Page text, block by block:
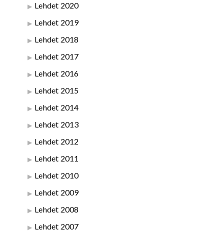
Lehdet 2020
Lehdet 2019
Lehdet 2018
Lehdet 2017
Lehdet 2016
Lehdet 2015
Lehdet 2014
Lehdet 2013
Lehdet 2012
Lehdet 2011
Lehdet 2010
Lehdet 2009
Lehdet 2008
Lehdet 2007